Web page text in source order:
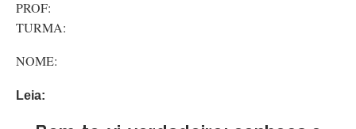
PROF:
TURMA:
NOME:
Leia: